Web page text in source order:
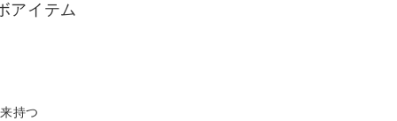
アイテム
持つ